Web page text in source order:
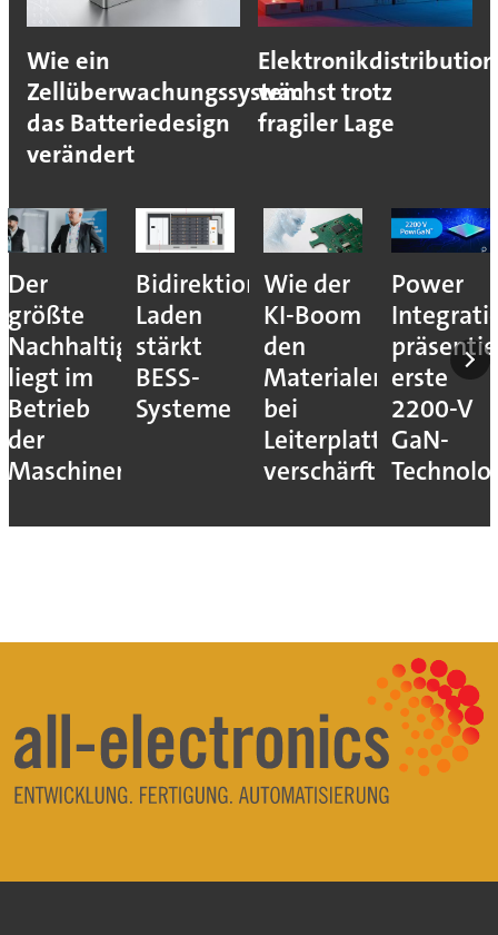
Wie ein
Zellüberwachungssystem
das Batteriedesign
verändert
Elektronikdistribution
wächst trotz
fragiler Lage
Der
größte
Nachhaltigkeitshebel
liegt im
Betrieb
der
Maschinen
Bidirektionales
Laden
stärkt
BESS-
Systeme
Wie der
KI-Boom
den
Materialengpass
bei
Leiterplatten
verschärft
Power
erste
2200-V
GaN-